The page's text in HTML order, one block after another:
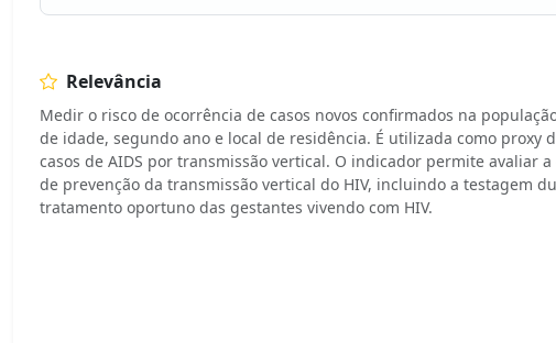
Relevância
Medir o risco de ocorrência de casos novos confirmados na
de idade, segundo ano e local de residência. É utilizada como proxy
casos de AIDS por transmissão vertical. O indicador permite avaliar
de prevenção da transmissão vertical do HIV, incluindo a testagem
tratamento oportuno das gestantes vivendo com HIV.